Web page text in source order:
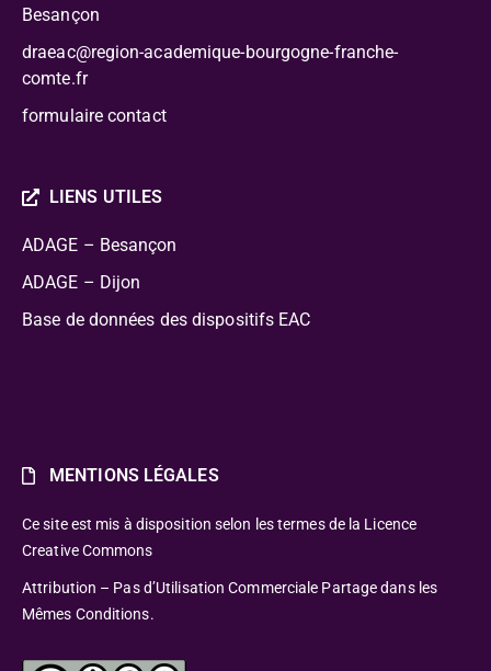
Besançon
draeac@region-academique-bourgogne-franche-
comte.fr
formulaire contact
LIENS UTILES
ADAGE – Besançon
ADAGE – Dijon
Base de données des dispositifs EAC
MENTIONS LÉGALES
Ce site est mis à disposition selon les termes de la Licence
Creative Commons
Attribution – Pas d’Utilisation Commerciale Partage dans les
Mêmes Conditions.